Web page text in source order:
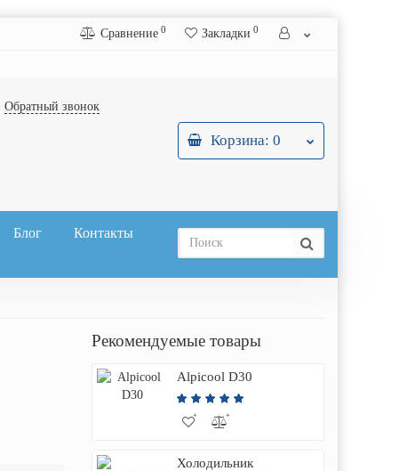
Сравнение 0 Закладки 0
Обратный звонок
Корзина: 0
Блог Контакты
Рекомендуемые товары
Alpicool D30
Холодильник